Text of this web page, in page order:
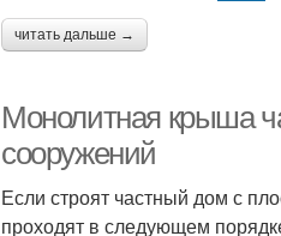
читать дальше →
Монолитная крыша
сооружений
Если строят частный дом с
проходят в следующем